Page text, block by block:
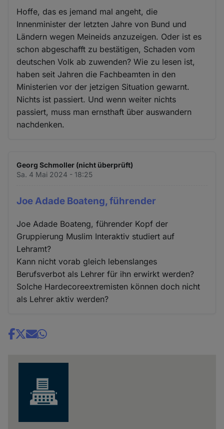
Hoffe, das es jemand mal angeht, die
Innenminister der letzten Jahre von Bund und
Ländern wegen Meineids anzuzeigen. Oder ist es
schon abgeschafft zu bestätigen, Schaden vom
deutschen Volk ab zuwenden? Wie zu lesen ist,
haben seit Jahren die Fachbeamten in den
Ministerien vor der jetzigen Situation gewarnt.
Nichts ist passiert. Und wenn weiter nichts
passiert, muss man ernsthaft über auswandern
nachdenken.
Georg Schmoller (nicht überprüft)
Sa. 4 Mai 2024 - 18:25
Joe Adade Boateng, führender
Joe Adade Boateng, führender Kopf der
Gruppierung Muslim Interaktiv studiert auf
Lehramt?
Kann nicht vorab gleich lebenslanges
Berufsverbot als Lehrer für ihn erwirkt werden?
Solche Hardecoreextremisten können doch nicht
als Lehrer aktiv werden?
Share